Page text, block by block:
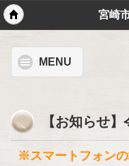
宮崎
MENU
【お知らせ
※スマートフォン